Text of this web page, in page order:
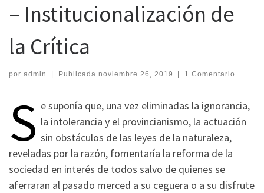
– Institucionalización de
la Crítica
por admin Publicada noviembre 26, 2019 1 Comentario
S e suponía que, una vez eliminadas la ignorancia,
la intolerancia y el provincianismo, la actuación
sin obstáculos de las leyes de la naturaleza,
reveladas por la razón, fomentaría la reforma de la
sociedad en interés de todos salvo de quienes se
aferraran al pasado merced a su ceguera o a su disfrute